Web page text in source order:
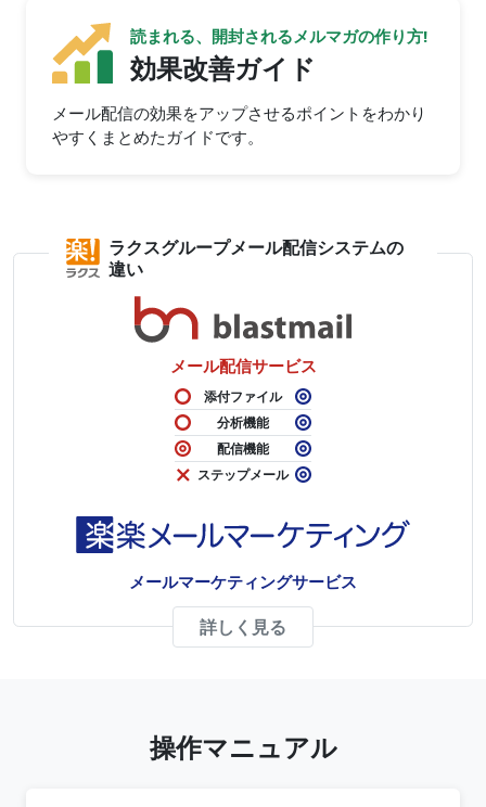
読まれる、開封されるメルマガの作り方!
効果改善ガイド
メール配信の効果をアップさせるポイントをわかり
やすくまとめたガイドです。
ラクスグループメール配信システムの
違い
メール配信サービス
添付ファイル
分析機能
配信機能
ステップメール
メールマーケティングサービス
詳しく見る
操作マニュアル